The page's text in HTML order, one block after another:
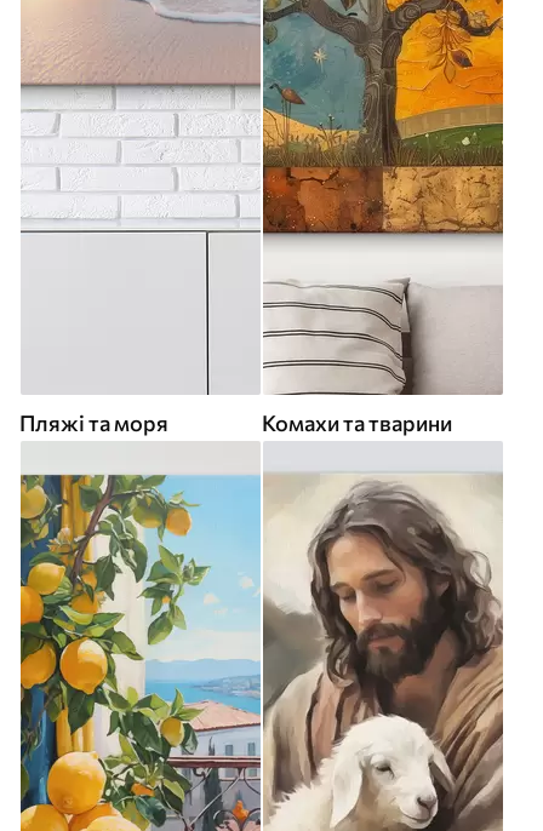
Пляжі та моря Комахи та тварини